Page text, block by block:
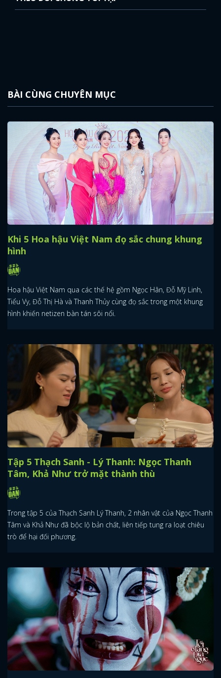
BÀI CÙNG CHUYÊN MỤC
Khi 5 Hoa hậu Việt Nam đọ sắc chung khung
hình
Hoa hậu Việt Nam qua các thế hệ gồm Ngọc Hân, Đỗ Mỹ Linh,
Tiểu Vy, Đỗ Thị Hà và Thanh Thủy cùng đọ sắc trong một khung
hình khiến netizen bàn tán sôi nổi.
Tập 5 Thạch Sanh - Lý Thanh: Ngọc Thanh
Tâm, Khả Như trở mặt thành thù
Trong tập 5 của Thạch Sanh Lý Thanh, 2 nhân vật của Ngọc Thanh
Tâm và Khả Như đã bộc lộ bản chất, liên tiếp tung ra loạt chiêu
trò để hại đối phương.